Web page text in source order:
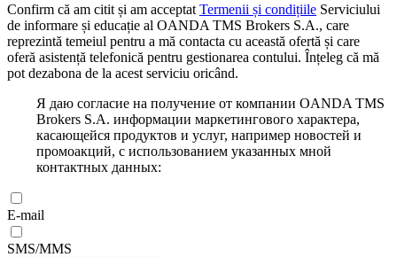
Confirm că am citit și am acceptat Termenii și condițiile Serviciului
de informare și educație al OANDA TMS Brokers S.A., care
reprezintă temeiul pentru a mă contacta cu această ofertă și care
oferă asistență telefonică pentru gestionarea contului. Înțeleg că mă
pot dezabona de la acest serviciu oricând.
Я даю согласие на получение от компании OANDA TMS
Brokers S.A. информации маркетингового характера,
касающейся продуктов и услуг, например новостей и
промоакций, с использованием указанных мной
контактных данных:
E-mail
SMS/MMS